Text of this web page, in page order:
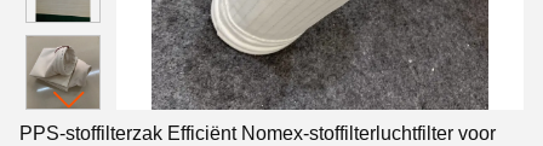
PPS-stoffilterzak Efficiënt Nomex-stoffilterluchtfilter voor